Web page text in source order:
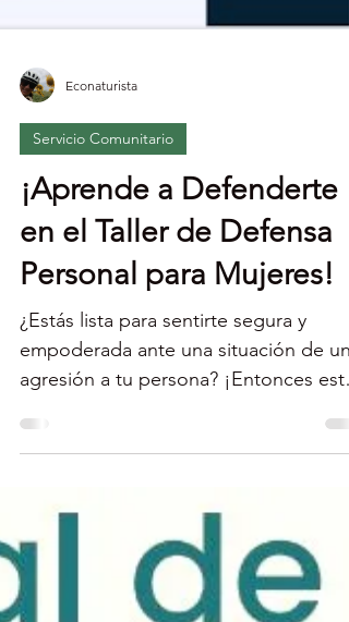
Econaturista
Servicio Comunitario
¡Aprende a Defenderte
en el Taller de Defensa
Personal para Mujeres!
¿Estás lista para sentirte segura y
empoderada ante una situación de una
agresión a tu persona? ¡Entonces este
mensaje es para ti! El...